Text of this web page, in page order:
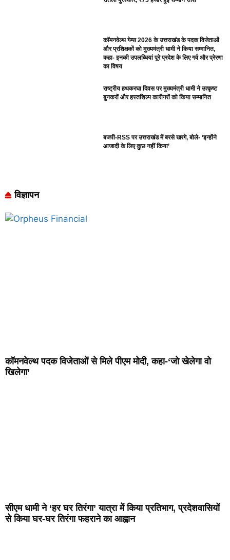
कॉमनवेल्थ गेम्स 2026 के उत्तराखंड के पदक विजेताओं
और प्रशिक्षकों को मुख्यमंत्री धामी ने किया सम्मानित,
कहा- इनकी उपलब्धियां पूरे प्रदेश के लिए गर्व और प्रेरणा
का विषय
राष्ट्रीय हथकरघा दिवस पर मुख्यमंत्री धामी ने उत्कृष्ट
बुनकरों और हस्तशिल्प कारीगरों को किया सम्मानित
बजपी-RSS पर उत्तराखंड में बरसे खरगे, बोले- ‘इन्होंने
आजादी के लिए कुछ नहीं किया’
विज्ञापन
कॉमनवेल्थ पदक विजेताओं से मिले पीएम मोदी, कहा-‘जो खेलेगा वो
खिलेगा’
सीएम धामी ने ‘हर घर तिरंगा’ यात्रा में किया प्रतिभाग, प्रदेशवासियों
से किया घर-घर तिरंगा फहराने का आह्वान